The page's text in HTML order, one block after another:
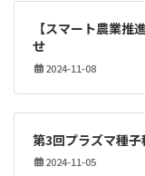
【スマート農業推
せ
2024-11-08
第3回プラズマ種
2024-11-05